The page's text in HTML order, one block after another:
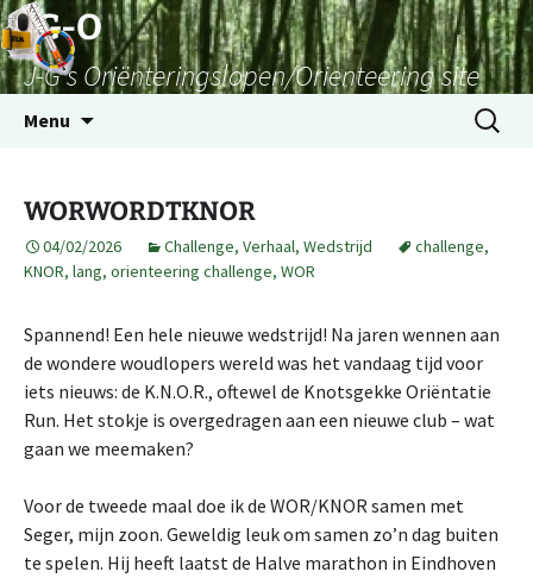
Skip
to
content
JG-O
J-G's Oriënteringslopen/Orienteering site
Menu
Search
for:
WORWORDTKNOR
04/02/2026 Challenge, Verhaal, Wedstrijd challenge,
KNOR, lang, orienteering challenge, WOR
Spannend! Een hele nieuwe wedstrijd! Na jaren wennen aan
de wondere woudlopers wereld was het vandaag tijd voor
iets nieuws: de K.N.O.R., oftewel de Knotsgekke Oriëntatie
Run. Het stokje is overgedragen aan een nieuwe club – wat
gaan we meemaken?
Voor de tweede maal doe ik de WOR/KNOR samen met
Seger, mijn zoon. Geweldig leuk om samen zo’n dag buiten
te spelen. Hij heeft laatst de Halve marathon in Eindhoven